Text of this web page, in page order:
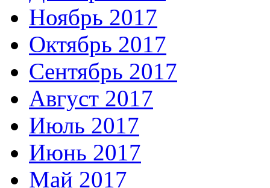
Ноябрь 2017
Октябрь 2017
Сентябрь 2017
Август 2017
Июль 2017
Июнь 2017
Май 2017